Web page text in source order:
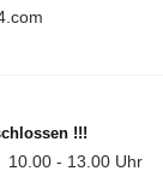
!!!
10.00 - 13.00 Uhr